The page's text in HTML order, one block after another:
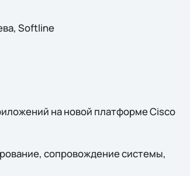
Softline
на новой платформе Cisco
сопровождение системы,